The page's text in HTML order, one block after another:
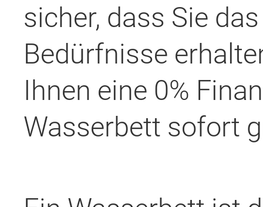
sicher, dass Sie
Bedürfnisse
Ihnen eine 0%
Wasserbett sofort